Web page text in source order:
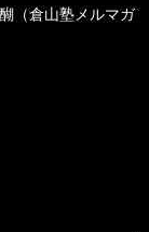
（倉山塾メルマガ